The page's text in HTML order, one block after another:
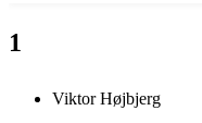
1
Viktor Højbjerg